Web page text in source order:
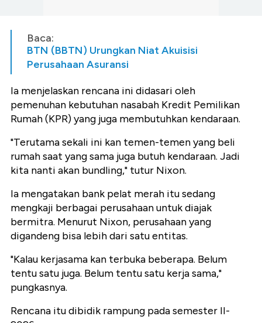
Baca:
BTN (BBTN) Urungkan Niat Akuisisi
Perusahaan Asuransi
Ia menjelaskan rencana ini didasari oleh
pemenuhan kebutuhan nasabah Kredit Pemilikan
Rumah (KPR) yang juga membutuhkan kendaraan.
"Terutama sekali ini kan temen-temen yang beli
rumah saat yang sama juga butuh kendaraan. Jadi
kita nanti akan bundling," tutur Nixon.
Ia mengatakan bank pelat merah itu sedang
mengkaji berbagai perusahaan untuk diajak
bermitra. Menurut Nixon, perusahaan yang
digandeng bisa lebih dari satu entitas.
"Kalau kerjasama kan terbuka beberapa. Belum
tentu satu juga. Belum tentu satu kerja sama,"
pungkasnya.
Rencana itu dibidik rampung pada semester II-